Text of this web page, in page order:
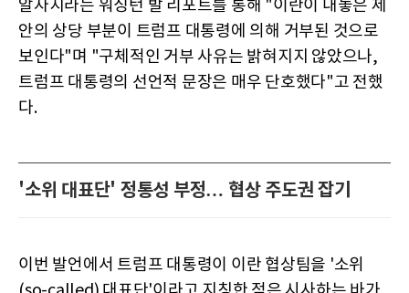
알자지라는 워싱턴 발 리포트를 통해 "이란이 내놓은 제
안의 상당 부분이 트럼프 대통령에 의해 거부된 것으로
보인다"며 "구체적인 거부 사유는 밝혀지지 않았으나,
트럼프 대통령의 선언적 문장은 매우 단호했다"고 전했
다.
'소위 대표단' 정통성 부정… 협상 주도권 잡기
이번 발언에서 트럼프 대통령이 이란 협상팀을 '소위